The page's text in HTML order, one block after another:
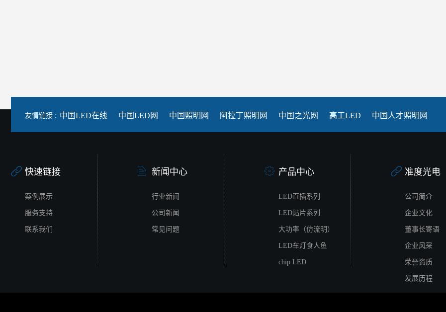
友情链接 : 中国LED在线 中国LED网 中国照明网 阿拉丁照明网 中国之光网 高工LED 中国人才照明网
快速链接
案例展示
服务支持
联系我们
新闻中心
行业新闻
公司新闻
常见问题
产品中心
LED直插系列
LED贴片系列
大功率（仿流明）
LED车灯食人鱼
chip LED
准度光电
公司简介
企业文化
董事长寄语
企业风采
荣誉资质
发展历程